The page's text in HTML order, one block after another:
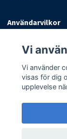
Användarvilkor
Sociala medier
Vi
Vi använder
visas för dig
upplevelse